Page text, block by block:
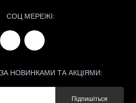
СОЦ МЕРЕЖІ:
НОВИНКАМИ ТА АКЦІЯМИ:
Підпишіться